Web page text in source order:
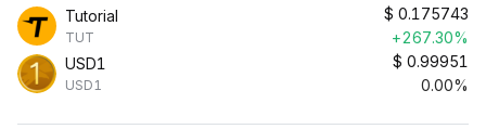
Tutorial
TUT
$ 0.175743
+267.30%
USD1
USD1
$ 0.99951
0.00%